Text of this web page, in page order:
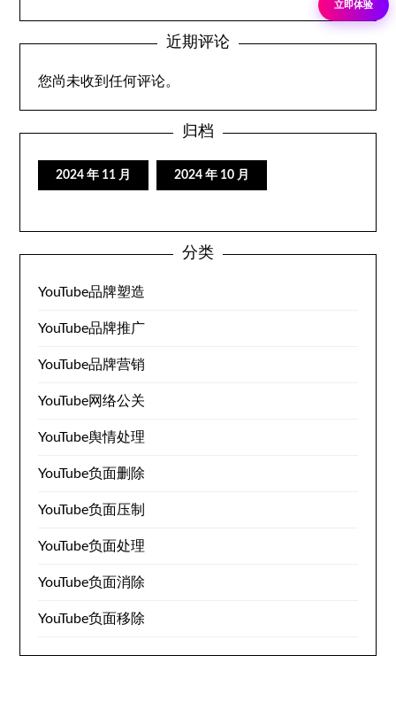
近期评论
您尚未收到任何评论。
归档
2024 年 11 月 2024 年 10 月
分类
YouTube品牌塑造
YouTube品牌推广
YouTube品牌营销
YouTube网络公关
YouTube舆情处理
YouTube负面删除
YouTube负面压制
YouTube负面处理
YouTube负面消除
YouTube负面移除
立即体验